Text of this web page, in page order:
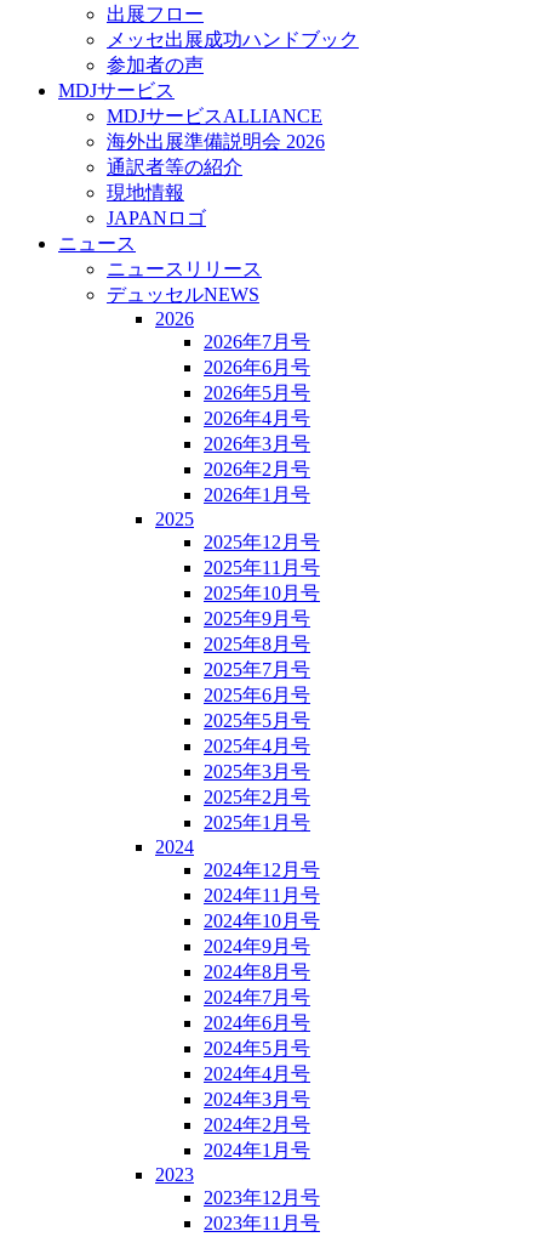
出展フロー
メッセ出展成功ハンドブック
参加者の声
MDJサービス
MDJサービスALLIANCE
海外出展準備説明会 2026
通訳者等の紹介
現地情報
JAPANロゴ
ニュース
ニュースリリース
デュッセルNEWS
2026
2026年7月号
2026年6月号
2026年5月号
2026年4月号
2026年3月号
2026年2月号
2026年1月号
2025
2025年12月号
2025年11月号
2025年10月号
2025年9月号
2025年8月号
2025年7月号
2025年6月号
2025年5月号
2025年4月号
2025年3月号
2025年2月号
2025年1月号
2024
2024年12月号
2024年11月号
2024年10月号
2024年9月号
2024年8月号
2024年7月号
2024年6月号
2024年5月号
2024年4月号
2024年3月号
2024年2月号
2024年1月号
2023
2023年12月号
2023年11月号